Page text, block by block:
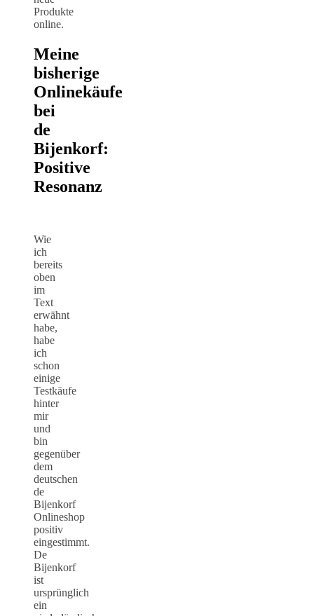
Produkte
online.
Meine
bisherige
Onlinekäufe
bei
de
Bijenkorf:
Positive
Resonanz
Wie
ich
bereits
oben
im
Text
erwähnt
habe,
habe
ich
schon
einige
Testkäufe
hinter
mir
und
bin
gegenüber
dem
deutschen
de
Bijenkorf
Onlineshop
positiv
eingestimmt.
De
Bijenkorf
ist
ursprünglich
ein